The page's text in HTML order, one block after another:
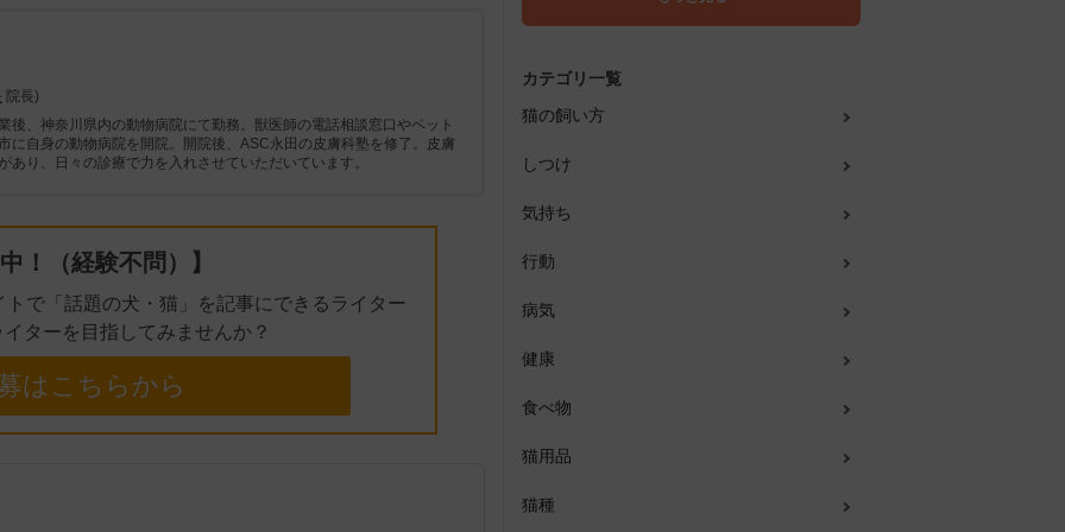
院長)
後、神奈川県内の動物病院にて勤務。獣医師の電話相談窓口やペット
に自身の動物病院を開院。開院後、ASC永田の皮膚科塾を修了。皮膚
あり、日々の診療で力を入れさせていただいています。
！（経験不問）】
で「話題の犬・猫」を記事にできるライター
ターを目指してみませんか？
はこちらから
カテゴリ一覧
猫の飼い方
しつけ
気持ち
行動
病気
健康
食べ物
猫用品
猫種